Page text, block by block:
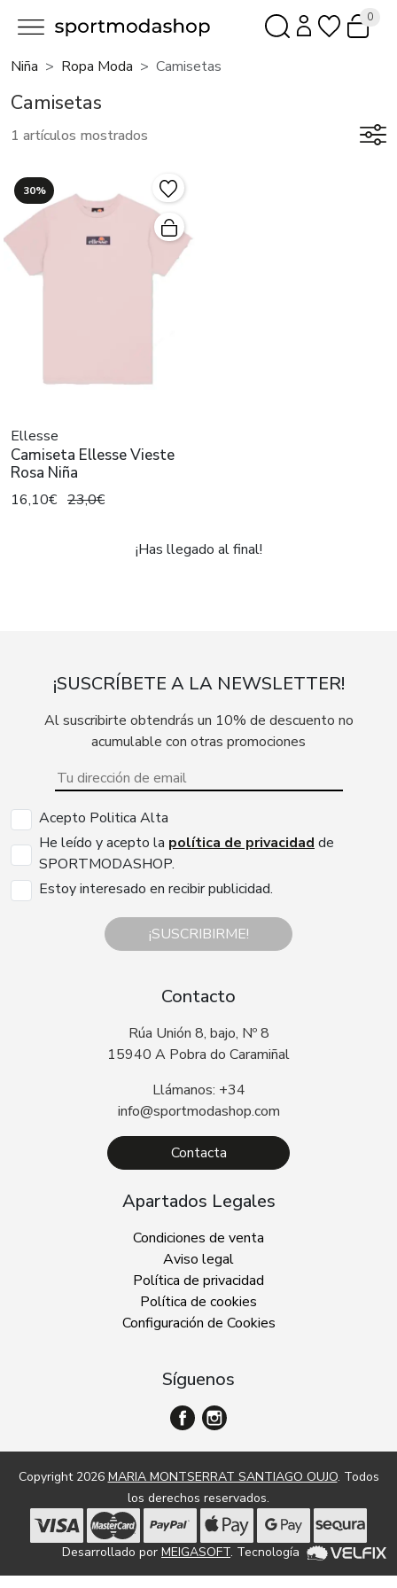
0
Niña Ropa Moda Camisetas
Camisetas
1 artículos mostrados
30%
Ellesse
Camiseta Ellesse Vieste
Rosa Niña
16,10€ 23,0€
¡Has llegado al final!
¡SUSCRÍBETE A LA NEWSLETTER!
Al suscribirte obtendrás un 10% de descuento no
acumulable con otras promociones
Acepto Politica Alta
He leído y acepto la política de privacidad de
SPORTMODASHOP.
Estoy interesado en recibir publicidad.
¡SUSCRIBIRME!
Contacto
Rúa Unión 8, bajo, Nº 8
15940 A Pobra do Caramiñal
Llámanos: +34
info@sportmodashop.com
Contacta
Apartados Legales
Condiciones de venta
Aviso legal
Política de privacidad
Política de cookies
Configuración de Cookies
Síguenos
Copyright 2026 MARIA MONTSERRAT SANTIAGO OUJO. Todos
los derechos reservados.
Desarrollado por MEIGASOFT. Tecnología